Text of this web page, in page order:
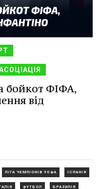
бойкот ФІФА,
від
ЛІГА ЧЕМПІОНІВ УЄФА ІСПАНІЯ
ФУТБОЛ БРАЗИЛІЯ